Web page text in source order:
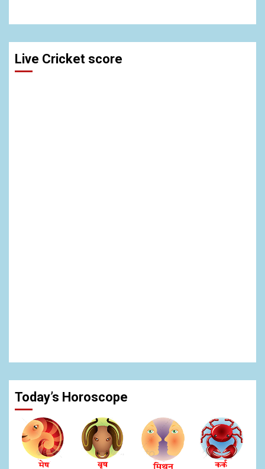
Live Cricket score
Today’s Horoscope